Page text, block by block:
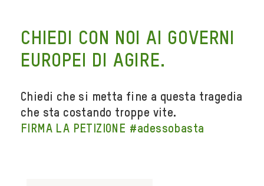
CHIEDI CON NOI AI GOVERNI
EUROPEI DI AGIRE.
Chiedi che si metta fine a questa tragedia
che sta costando troppe vite.
FIRMA LA PETIZIONE #adessobasta